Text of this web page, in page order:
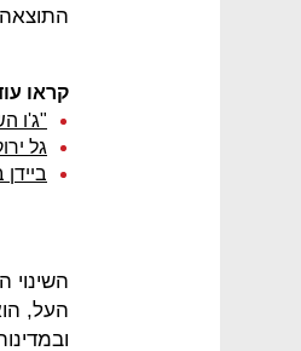
התוצאה
קראו
"ג'ו
גל
העל,